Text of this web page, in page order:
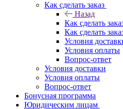
Как сделать заказ
Назад
Как сделать
Как сделать
Условия
Условия оплаты
Вопрос-ответ
Условия доставки
Условия оплаты
Вопрос-ответ
Бонусная программа
Юридическим лицам